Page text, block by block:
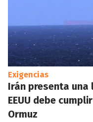
Exigencias
Irán presenta una
EEUU debe
Ormuz